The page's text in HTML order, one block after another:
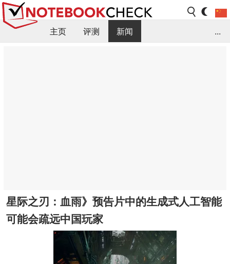
主页 评测
新闻
...
星际之刃：血雨》预告片中的生成式人工智能
可能会疏远中国玩家